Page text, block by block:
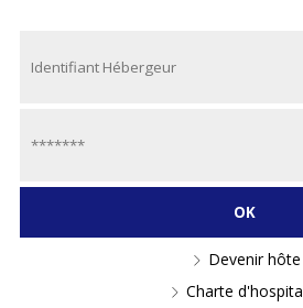
Devenir hôte
Charte